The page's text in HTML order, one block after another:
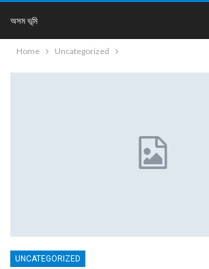
অসম ভূমি
Home Uncategorized
UNCATEGORIZED